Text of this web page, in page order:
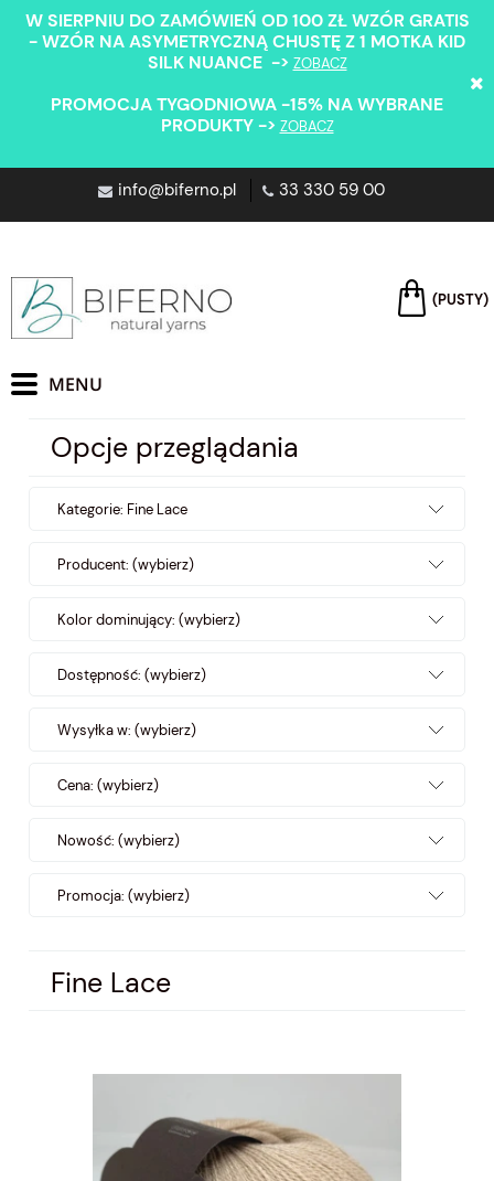
W SIERPNIU DO ZAMÓWIEŃ OD 100 ZŁ WZÓR GRATIS
- WZÓR NA ASYMETRYCZNĄ CHUSTĘ Z 1 MOTKA KID
SILK NUANCE -> ZOBACZ
PROMOCJA TYGODNIOWA -15% NA WYBRANE
PRODUKTY -> ZOBACZ
info@biferno.pl 33 330 59 00
(PUSTY)
Opcje przeglądania
Kategorie: Fine Lace
Producent: (wybierz)
Kolor dominujący: (wybierz)
Dostępność: (wybierz)
Wysyłka w: (wybierz)
Cena: (wybierz)
Nowość: (wybierz)
Promocja: (wybierz)
Fine Lace